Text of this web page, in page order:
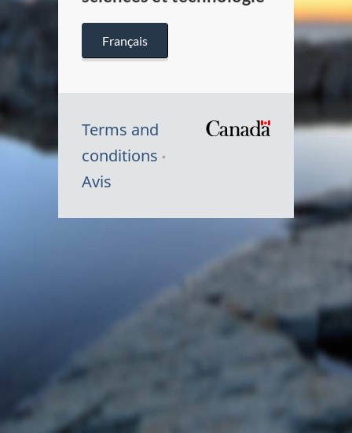
Français
Terms and
conditions
Avis
du